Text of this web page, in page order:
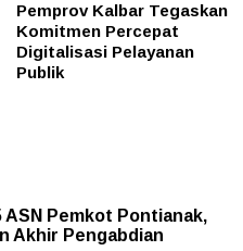
Pemprov Kalbar Tegaskan
Komitmen Percepat
Digitalisasi Pelayanan
Publik
ASN Pemkot Pontianak,
Akhir Pengabdian